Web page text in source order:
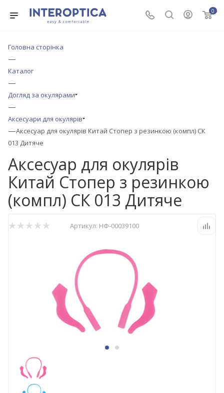
0
Головна сторінка
—
Каталог
—
Догляд за окулярами
—
Аксесуари для окулярів
—Аксесуар для окулярів Китай Стопер з резинкою (компл) СК
013 Дитяче
Аксесуар для окулярів
Китай Стопер з резинкою
(компл) СК 013 Дитяче
Артикул: НФ-00039100